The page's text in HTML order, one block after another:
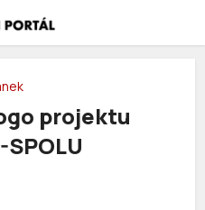
projektu
SPOLU